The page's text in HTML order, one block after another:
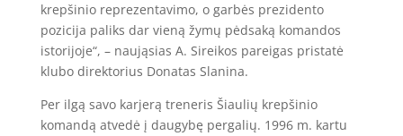
krepšinio reprezentavimo, o garbės prezidento
pozicija paliks dar vieną žymų pėdsaką komandos
istorijoje“, – naująsias A. Sireikos pareigas pristatė
klubo direktorius Donatas Slanina.
Per ilgą savo karjerą treneris Šiaulių krepšinio
komandą atvedė į daugybę pergalių. 1996 m. kartu